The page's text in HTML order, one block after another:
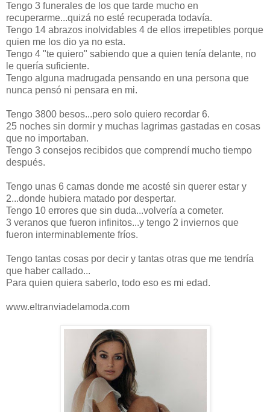
Tengo 3 funerales de los que tarde mucho en
recuperarme...quizá no esté recuperada todavía.
Tengo 14 abrazos inolvidables 4 de ellos irrepetibles porque
quien me los dio ya no esta.
Tengo 4 "te quiero" sabiendo que a quien tenía delante, no
le quería suficiente.
Tengo alguna madrugada pensando en una persona que
nunca pensó ni pensara en mi.
Tengo 3800 besos...pero solo quiero recordar 6.
25 noches sin dormir y muchas lagrimas gastadas en cosas
que no importaban.
Tengo 3 consejos recibidos que comprendí mucho tiempo
después.
Tengo unas 6 camas donde me acosté sin querer estar y
2...donde hubiera matado por despertar.
Tengo 10 errores que sin duda...volvería a cometer.
3 veranos que fueron infinitos...y tengo 2 inviernos que
fueron interminablemente fríos.
Tengo tantas cosas por decir y tantas otras que me tendría
que haber callado...
Para quien quiera saberlo, todo eso es mi edad.
www.eltranviadelamoda.com